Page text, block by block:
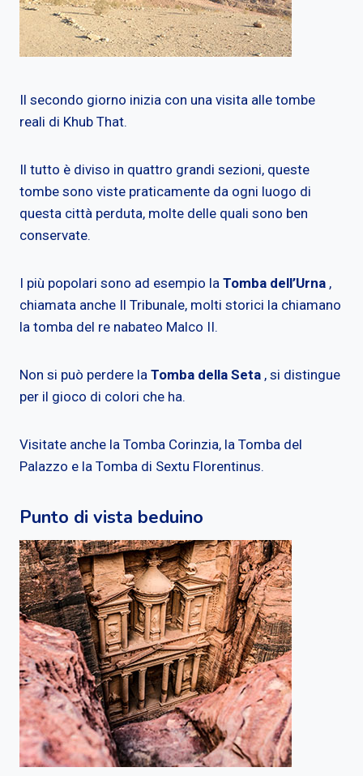
Il secondo giorno inizia con una visita alle tombe
reali di Khub That.
Il tutto è diviso in quattro grandi sezioni, queste
tombe sono viste praticamente da ogni luogo di
questa città perduta, molte delle quali sono ben
conservate.
I più popolari sono ad esempio la Tomba dell’Urna ,
chiamata anche Il Tribunale, molti storici la chiamano
la tomba del re nabateo Malco II.
Non si può perdere la Tomba della Seta , si distingue
per il gioco di colori che ha.
Visitate anche la Tomba Corinzia, la Tomba del
Palazzo e la Tomba di Sextu Florentinus.
Punto di vista beduino